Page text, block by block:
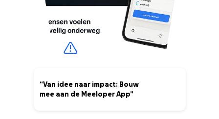
“Van idee naar impact: Bouw
mee aan de Meeloper App”